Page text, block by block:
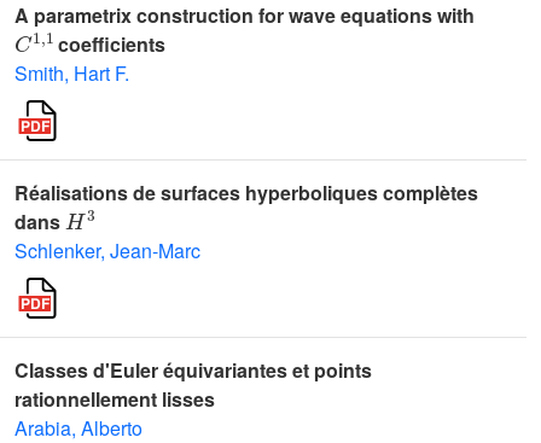
A parametrix construction for wave equations with
C1,1
coefficients
Smith, Hart F.
Réalisations de surfaces hyperboliques complètes
dans
H3
Schlenker, Jean-Marc
Classes d'Euler équivariantes et points
rationnellement lisses
Arabia, Alberto